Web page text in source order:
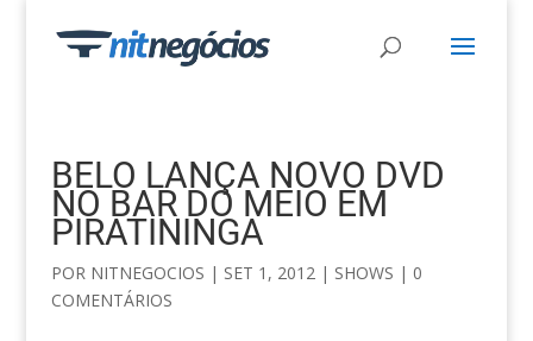
BELO LANÇA NOVO DVD
NO BAR DO MEIO EM
PIRATININGA
POR NITNEGOCIOS | SET 1, 2012| SHOWS | 0
COMENTÁRIOS